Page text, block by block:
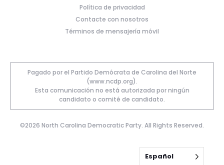
Política de privacidad
Contacte con nosotros
Términos de mensajería móvil
Pagado por el Partido Demócrata de Carolina del Norte
(www.ncdp.org).
Esta comunicación no está autorizada por ningún
candidato o comité de candidato.
©2026 North Carolina Democratic Party. All Rights Reserved.
Español